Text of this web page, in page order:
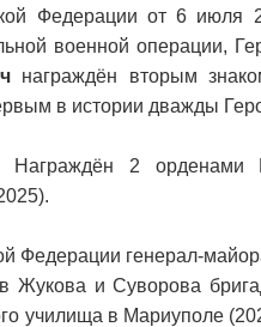
Федерации от 6
военной операции,
награждён вторым
в истории дважды
Награждён 2
Федерации генерал-
Жукова и Суворова
училища в Мариуполе